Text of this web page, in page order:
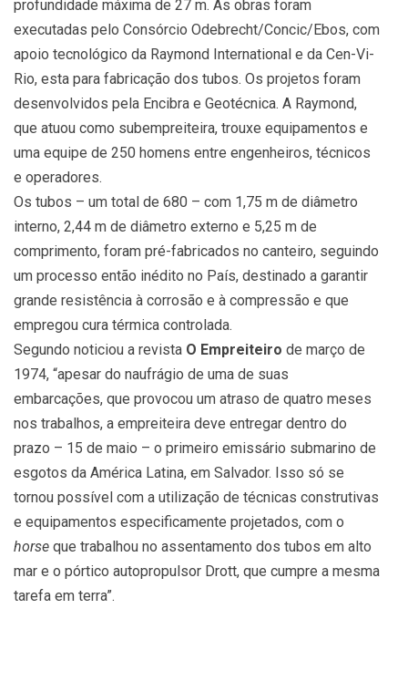
profundidade máxima de 27 m. As obras foram
executadas pelo Consórcio Odebrecht/Concic/Ebos, com
apoio tecnológico da Raymond International e da Cen-Vi-
Rio, esta para fabricação dos tubos. Os projetos foram
desenvolvidos pela Encibra e Geotécnica. A Raymond,
que atuou como subempreiteira, trouxe equipamentos e
uma equipe de 250 homens entre engenheiros, técnicos
e operadores.
Os tubos – um total de 680 – com 1,75 m de diâmetro
interno, 2,44 m de diâmetro externo e 5,25 m de
comprimento, foram pré-fabricados no canteiro, seguindo
um processo então inédito no País, destinado a garantir
grande resistência à corrosão e à compressão e que
empregou cura térmica controlada.
Segundo noticiou a revista O Empreiteiro de março de
1974, “apesar do naufrágio de uma de suas
embarcações, que provocou um atraso de quatro meses
nos trabalhos, a empreiteira deve entregar dentro do
prazo – 15 de maio – o primeiro emissário submarino de
esgotos da América Latina, em Salvador. Isso só se
tornou possível com a utilização de técnicas construtivas
e equipamentos especificamente projetados, com o
horse que trabalhou no assentamento dos tubos em alto
mar e o pórtico autopropulsor Drott, que cumpre a mesma
tarefa em terra”.